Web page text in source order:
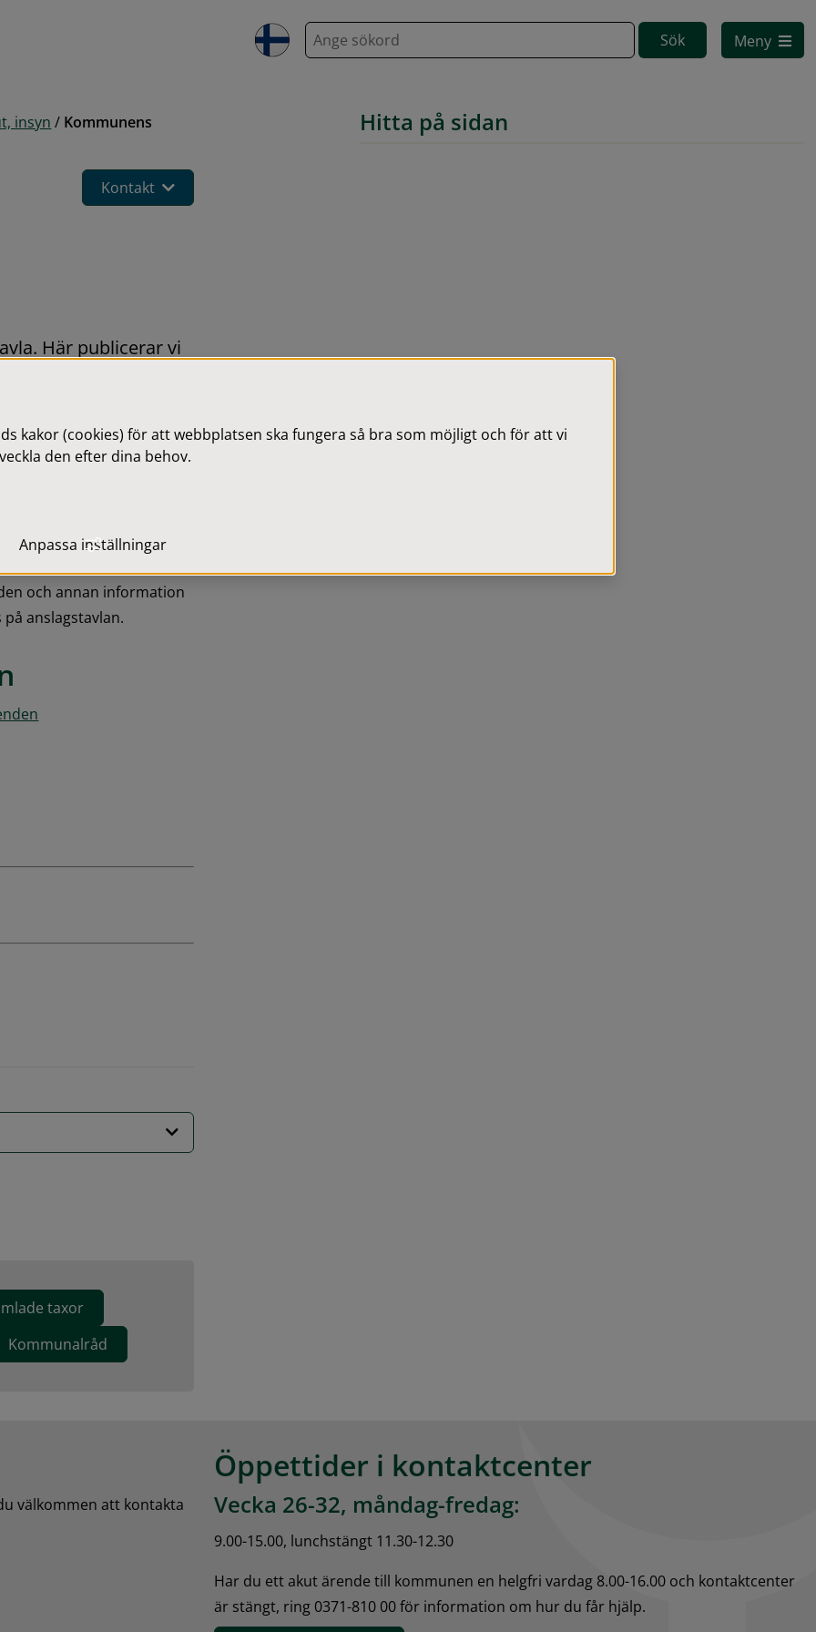
S
ö
Meny
insyn / Kommunens
Kontakt
Här publicerar vi
information som vi
på anslagstavlan.
Tidpunkten då
ett beslut kan
och annan information
anslagstavlan.
taxor
Kommunalråd
Hitta på sidan
välkommen att kontakta
Öppettider i kontaktcenter
Vecka 26-32, måndag-fredag:
9.00-15.00, lunchstängt 11.30-12.30
Har du ett akut ärende till kommunen en helgfri vardag 8.00-16.00 och kontaktcenter
är stängt, ring 0371-810 00 för information om hur du får hjälp.
kakor (cookies) för att webbplatsen ska fungera så bra som möjligt och för att vi
den efter dina behov.
Anpassa inställningar